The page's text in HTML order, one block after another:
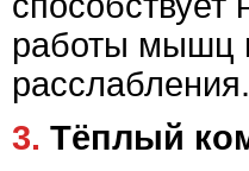
работы мышц
расслабления.
3. Тёплый